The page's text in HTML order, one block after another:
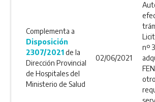
Complementa a
Disposición
2307/2021de la
Dirección Provincial
de Hospitales del
Ministerio de Salud
02/06/2021
nº